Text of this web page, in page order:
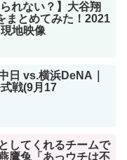
れない？】大谷翔
まとめてみた！2021
地映像
日 vs.横浜DeNA｜
戦(9月17
してくれるチームで
鷹兔「あっウチは不